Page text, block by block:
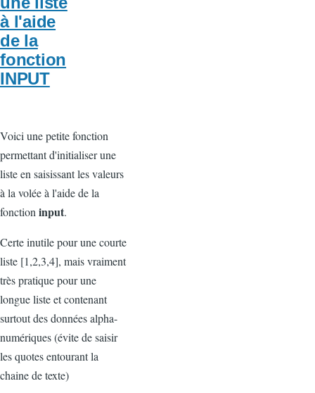
à l'aide
de la
fonction
INPUT
Voici une petite fonction
permettant d'initialiser une
liste en saisissant les valeurs
à la volée à l'aide de la
fonction input.
Certe inutile pour une courte
liste [1,2,3,4], mais vraiment
très pratique pour une
longue liste et contenant
surtout des données alpha-
numériques (évite de saisir
les quotes entourant la
chaine de texte)